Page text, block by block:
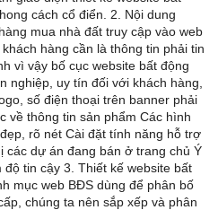
cách cổ điển. 2. Nội dung
mua nhà đất truy cập vào web
hàng cần là thông tin phải tin
vì vậy bố cục website bất động
nghiệp, uy tín đối với khách hàng,
số điện thoại trên banner phải
về thông tin sản phẩm Các hình
rõ nét Cài đặt tính năng hỗ trợ
các dự án đang bán ở trang chủ Ý
tin cậy 3. Thiết kế website bất
mục web BĐS dùng để phân bố
chúng ta nên sắp xếp và phân